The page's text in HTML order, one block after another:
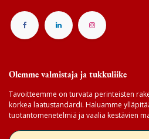
Olemme valmistaja ja tukkuliike
Tavoitteemme on turvata perinteisten
korkea laatustandardi. Haluamme
tuotantomenetelmiä ja vaalia kestävien